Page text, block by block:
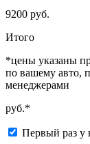
9200 руб.
Итого
*цены указаны
по вашему авто,
менеджерами
руб.*
Первый раз у